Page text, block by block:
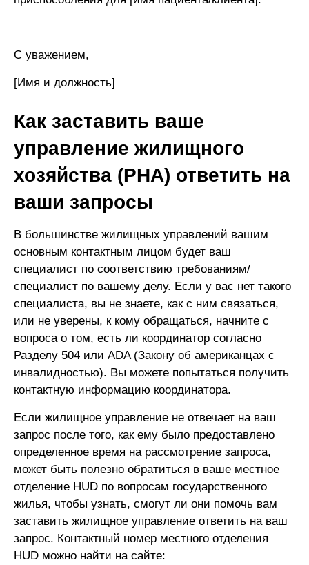
С уважением,
[Имя и должность]
Как заставить ваше
управление жилищного
хозяйства (PHA) ответить на
ваши запросы
В большинстве жилищных управлений вашим
основным контактным лицом будет ваш
специалист по соответствию требованиям/
специалист по вашему делу. Если у вас нет такого
специалиста, вы не знаете, как с ним связаться,
или не уверены, к кому обращаться, начните с
вопроса о том, есть ли координатор согласно
Разделу 504 или ADA (Закону об американцах с
инвалидностью). Вы можете попытаться получить
контактную информацию координатора.
Если жилищное управление не отвечает на ваш
запрос после того, как ему было предоставлено
определенное время на рассмотрение запроса,
может быть полезно обратиться в ваше местное
отделение HUD по вопросам государственного
жилья, чтобы узнать, смогут ли они помочь вам
заставить жилищное управление ответить на ваш
запрос. Контактный номер местного отделения
HUD можно найти на сайте: